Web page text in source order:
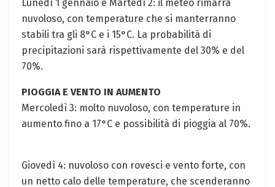
Lunedì 1 gennaio​ e Martedì 2: ⁣il meteo rimarrà⁤
nuvoloso, con temperature che‌ si ​manterranno
stabili tra gli 8°C e i 15°C. La probabilità ‌di
precipitazioni sarà rispettivamente⁣ del 30% e ​del
70%.
PIOGGIA E VENTO⁤ IN AUMENTO
Mercoledì⁢ 3: molto nuvoloso, con temperature in
aumento fino a 17°C e possibilità di pioggia al 70%.
Giovedì 4: nuvoloso con rovesci e vento forte, con
un netto calo delle temperature, che scenderanno